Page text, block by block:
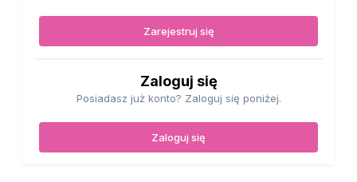
Zarejestruj się
Zaloguj się
Posiadasz już konto? Zaloguj się poniżej.
Zaloguj się